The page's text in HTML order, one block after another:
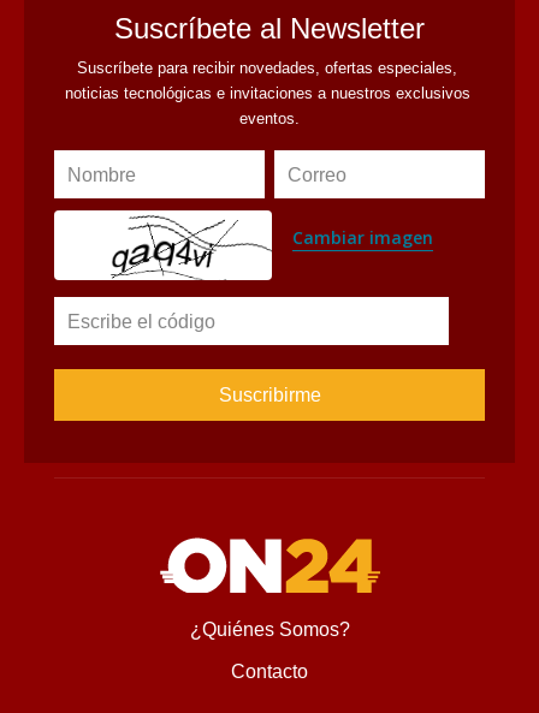
Suscríbete al Newsletter
Suscríbete para recibir novedades, ofertas especiales,
noticias tecnológicas e invitaciones a nuestros exclusivos
eventos.
Nombre Correo
Cambiar imagen
Escribe el código
¿Quiénes Somos?
Contacto